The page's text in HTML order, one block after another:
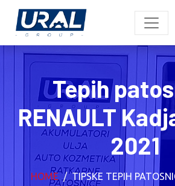
Tepih
RENAULT
2021
HOME TIPSKE TEPIH